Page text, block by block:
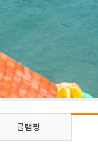
글램핑